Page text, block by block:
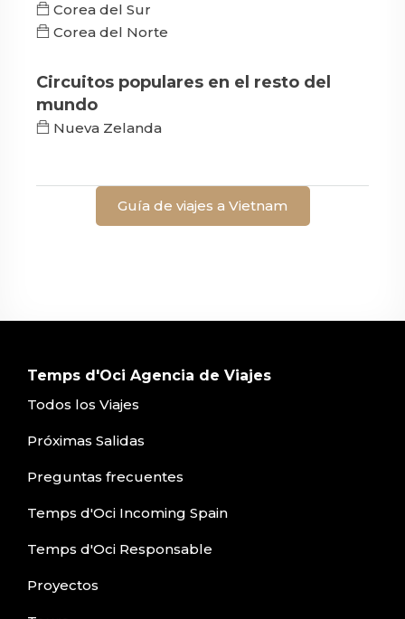
Corea del Sur
Corea del Norte
Circuitos populares en el resto del
mundo
Nueva Zelanda
Guía de viajes a Vietnam
Temps d'Oci Agencia de Viajes
Todos los Viajes
Próximas Salidas
Preguntas frecuentes
Temps d'Oci Incoming Spain
Temps d'Oci Responsable
Proyectos